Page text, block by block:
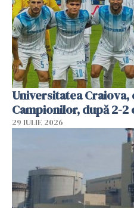
Universitatea Craiova,
Campionilor, după 2-2
29 IULIE 2026